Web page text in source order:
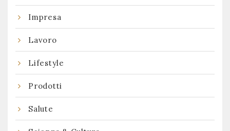
Impresa
Lavoro
Lifestyle
Prodotti
Salute